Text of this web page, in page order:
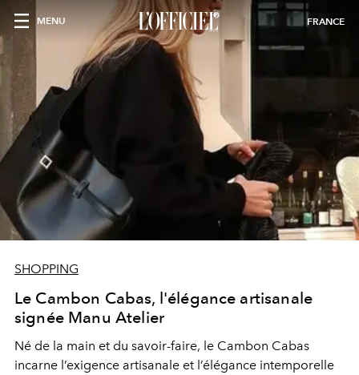
MENU FRANCE
SHOPPING
Le Cambon Cabas, l'élégance artisanale
signée Manu Atelier
Né de la main et du savoir-faire, le Cambon Cabas
incarne l’exigence artisanale et l’élégance intemporelle